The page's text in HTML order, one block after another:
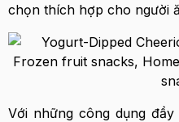
chọn thích hợp cho người
Với những công dụng